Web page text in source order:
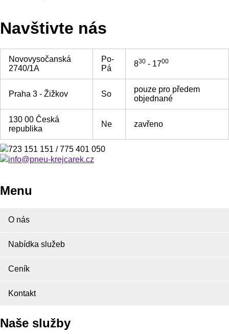
Navštivte nás
Novovysočanská
2740/1A
Po-
Pá
830 - 1700
Praha 3 - Žižkov So
pouze pro předem
objednané
130 00 Česká
republika
Ne zavřeno
723 151 151 / 775 401 050
info@pneu-krejcarek.cz
Menu
O nás
Nabídka služeb
Ceník
Kontakt
Naše služby